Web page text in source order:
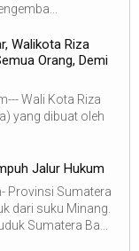
Walikota Riza
Orang, Demi
Wali Kota Riza
yang dibuat oleh
Jalur Hukum
Provinsi Sumatera
dari suku Minang.
Sumatera Ba...